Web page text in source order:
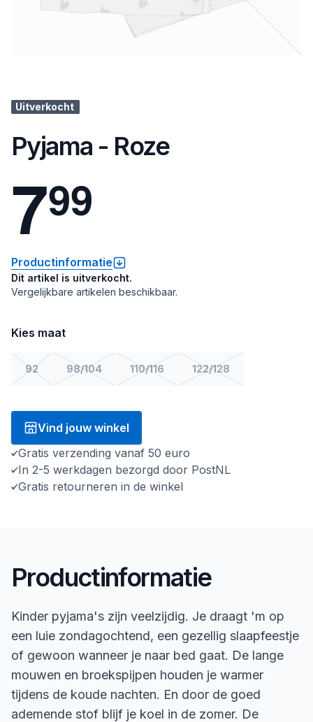
Uitverkocht
Pyjama - Roze
799
Productinformatie
Dit artikel is uitverkocht.
Vergelijkbare artikelen beschikbaar.
Kies maat
92 98/104 110/116 122/128
Vind jouw winkel
Gratis verzending vanaf 50 euro
In 2-5 werkdagen bezorgd door PostNL
Gratis retourneren in de winkel
Productinformatie
Kinder pyjama's zijn veelzijdig. Je draagt 'm op
een luie zondagochtend, een gezellig slaapfeestje
of gewoon wanneer je naar bed gaat. De lange
mouwen en broekspijpen houden je warmer
tijdens de koude nachten. En door de goed
ademende stof blijf je koel in de zomer. De